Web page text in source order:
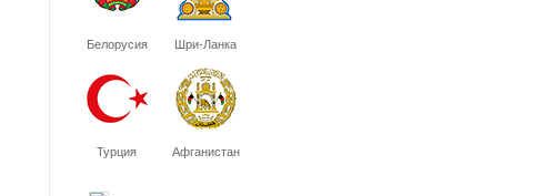
Белорусия Шри-Ланка
Турция Афганистан